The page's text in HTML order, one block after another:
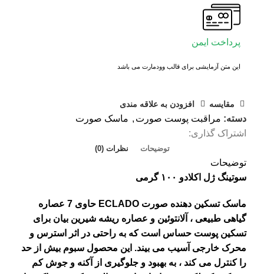
پرداخت ایمن
این متن آزمایشی برای قالب وودمارت می باشد
مقايسه افزودن به علاقه مندی
دسته: مراقبت پوست صورت , ماسک صورت
اشتراک گذاری:
توضیحات نظرات (0)
توضیحات
سوتینگ ژل اکلادو ۱۰۰ گرمی
ماسک تسکین دهنده صورت ECLADO حاوی 7 عصاره
گیاهی طبیعی ، آلانتوئین و عصاره ریشه شیرین بیان برای
تسکین پوست حساس است که به راحتی در اثر استرس و
محرک خارجی آسیب می بیند. این محصول سبوم بیش از حد
را کنترل می کند ، به بهبود و جلوگیری از آکنه و جوش کم